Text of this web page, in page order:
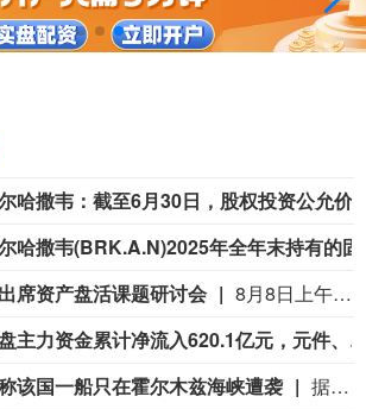
席资产盘活课题研讨会
8月8日上午，全球财富管理论坛在京召开“地方国有存量资产盘活进展、难点与策略”课题研讨会，楼继伟出席会议并做总结发言。楼继伟在发言中表示，盘活国有资产既是近期的当务之急，也是一项长期性的战略任务。当前我国GDP平减指数阶段性承压走低，财政维持紧平衡格局的压力持续攀升；我国税收结构以间接税为主体，税收收入增速显著弱于名义GDP增速，财政内生增收动能受限。叠加土地财政收入大幅收缩，地方隐性债务化解、长期限国债常态化发行带来的利息支出刚性上涨，收支两端压力持续凸显。综合多重现实约束来看，国有存量资产盘活并非短期应急手段，而是一项需要常态化、长效化推进的重点工作。（全球财富管理论坛）
本周大盘主力资金累计净流入620.1亿元，元件、通信设备板块净流入
该国一船只在霍尔木兹海峡遭袭 据阿联酋通讯社8月8日报道，阿布扎比国家石油公司证实，该公司一艘船只当天凌晨在通过霍尔木兹海峡时遭导弹袭击。阿布扎比国家石油公司说，袭击未造成人员受伤，目前局面可控。该公司并未提供遭袭船只具体类型、导弹来源以及船只受损情况等更多细节。（新华社）